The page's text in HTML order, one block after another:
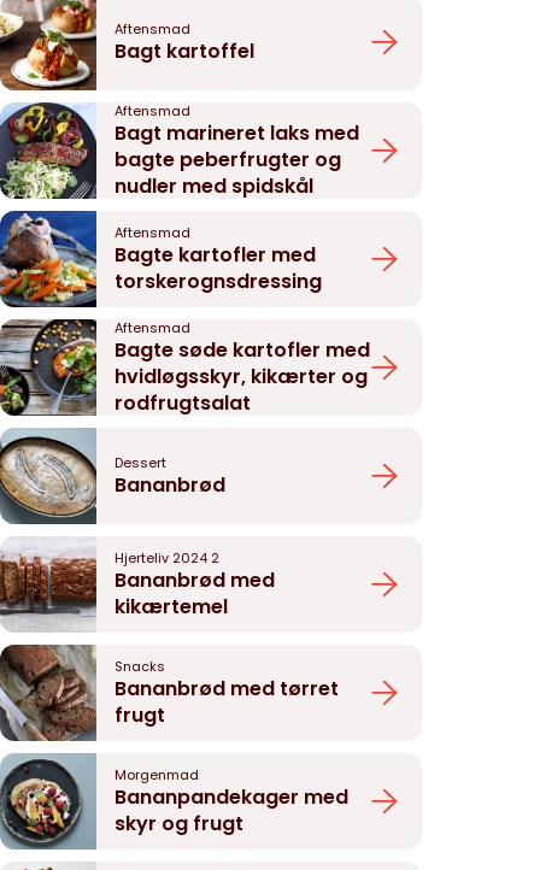
Aftensmad
Bagt kartoffel
Aftensmad
Bagt marineret laks med
bagte peberfrugter og
nudler med spidskål
Aftensmad
Bagte kartofler med
torskerognsdressing
Aftensmad
Bagte søde kartofler med
hvidløgsskyr, kikærter og
rodfrugtsalat
Dessert
Bananbrød
Hjerteliv 2024 2
Bananbrød med
kikærtemel
Snacks
Bananbrød med tørret
frugt
Morgenmad
Bananpandekager med
skyr og frugt